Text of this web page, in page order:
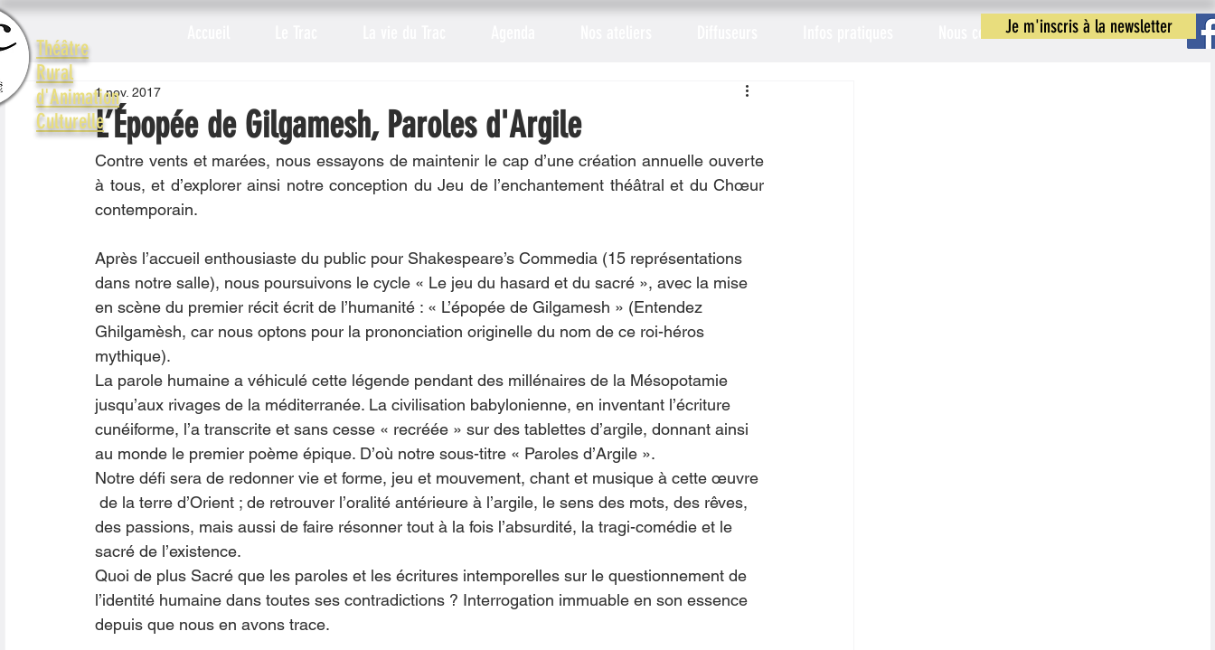
Je m'inscris à la newsletter
Nous contacter
L’Épopée de Gilgamesh, Paroles d'Argile
1 nov. 2017
Contre vents et marées, nous essayons de maintenir le cap d’une création annuelle ouverte
à tous, et d’explorer ainsi notre conception du Jeu de l’enchantement théâtral et du Chœur
contemporain.
Après l’accueil enthousiaste du public pour Shakespeare’s Commedia (15 représentations
dans notre salle), nous poursuivons le cycle « Le jeu du hasard et du sacré », avec la mise
en scène du premier récit écrit de l’humanité : « L’épopée de Gilgamesh » (Entendez
Ghilgamèsh, car nous optons pour la prononciation originelle du nom de ce roi-héros
mythique).
La parole humaine a véhiculé cette légende pendant des millénaires de la Mésopotamie
jusqu’aux rivages de la méditerranée. La civilisation babylonienne, en inventant l’écriture
cunéiforme, l’a transcrite et sans cesse « recréée » sur des tablettes d’argile, donnant ainsi
au monde le premier poème épique. D’où notre sous-titre « Paroles d’Argile ».
Notre défi sera de redonner vie et forme, jeu et mouvement, chant et musique à cette œuvre
de la terre d’Orient ; de retrouver l’oralité antérieure à l’argile, le sens des mots, des rêves,
des passions, mais aussi de faire résonner tout à la fois l’absurdité, la tragi-comédie et le
sacré de l’existence.
Quoi de plus Sacré que les paroles et les écritures intemporelles sur le questionnement de
l’identité humaine dans toutes ses contradictions ? Interrogation immuable en son essence
depuis que nous en avons trace.
Théâtre
Rural
d'Animation
Culturelle